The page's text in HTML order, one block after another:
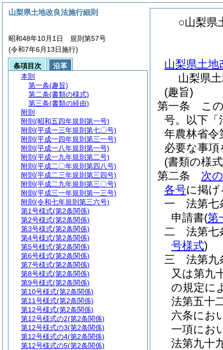
○山梨県
山梨県土地
山梨県
(趣旨)
第一条
こ
号。以下「
年農林省令
必要な事
(書類の様
第二条
次
各号に掲
一
法第
申請書(第
二
法第
号様式)
三
法第九
又は第九
の規定に
法第五十
六条にお
一項にお
法第九十
山梨県土地改良法施行細則
昭和48年10月1日 規則第57号
(令和7年6月13日施行)
条項目次
沿革
本則
第一条(趣旨)
第二条(書類の様式)
第三条(書類の経由)
附則
附則 (昭和五四年規則第一号)
附則 (平成一三年規則第七〇号)
附則 (平成一四年規則第三一号)
附則 (平成一八年規則第一号)
附則 (平成一九年規則第二号)
附則 (平成二〇年規則第四八号)
附則 (平成二三年規則第三四号)
附則 (平成二九年規則第三〇号)
附則 (平成三一年規則第一三号)
附則 (令和七年規則第三六号)
第1号様式(第2条関係)
第2号様式(第2条関係)
第3号様式(第2条関係)
第4号様式(第2条関係)
第5号様式(第2条関係)
第6号様式(第2条関係)
第7号様式(第2条関係)
第8号様式(第2条関係)
第9号様式(第2条関係)
第10号様式(第2条関係)
第11号様式(第2条関係)
第12号様式(第2条関係)
第12号様式の2(第2条関係)
第12号様式の3(第2条関係)
第12号様式の4(第2条関係)
第12号様式の5(第2条関係)